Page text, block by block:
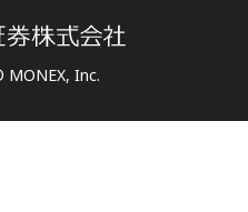
MONEX, Inc.